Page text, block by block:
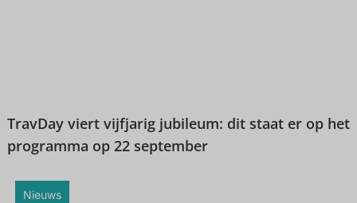
TravDay viert vijfjarig jubileum: dit staat er op het
programma op 22 september
Nieuws